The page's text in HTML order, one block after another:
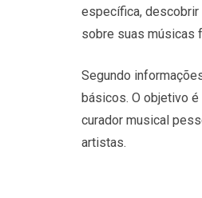
específica, descobrir
sobre suas músicas
Segundo
básicos. O objetivo
curador musical
artistas.